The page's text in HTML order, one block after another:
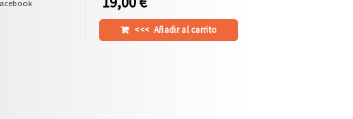
<<< Añadir al carrito